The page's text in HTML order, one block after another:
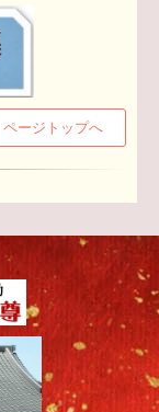
ページトップへ